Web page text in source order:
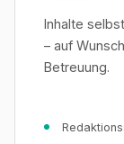
Inhalte
– auf
Betreuung.